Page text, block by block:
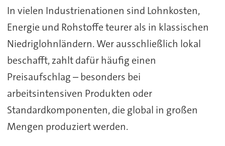
In vielen Industrienationen sind Lohnkosten,
Energie und Rohstoffe teurer als in klassischen
Niedriglohnländern. Wer ausschließlich lokal
beschafft, zahlt dafür häufig einen
Preisaufschlag – besonders bei
arbeitsintensiven Produkten oder
Standardkomponenten, die global in großen
Mengen produziert werden.